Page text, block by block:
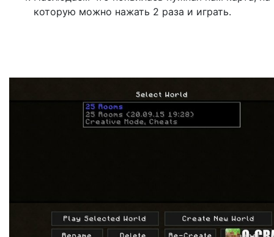
которую можно нажать 2 раза и играть.